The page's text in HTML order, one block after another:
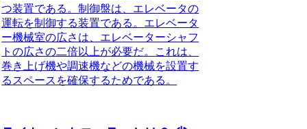
つ装置である。制御盤は、エレベータの
運転を制御する装置である。 エレベータ
ー機械室の広さは、エレベーターシャフ
トの広さの二倍以上が必要だ。
これは、
巻き上げ機や調速機などの機械を設置す
るスペースを確保するためである。